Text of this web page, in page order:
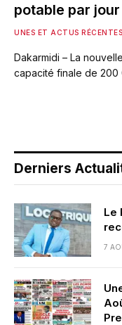
potable par jour
UNES ET ACTUS RÉCENTES
Dakarmidi – La
capacité finale de 200
Derniers
Le
7